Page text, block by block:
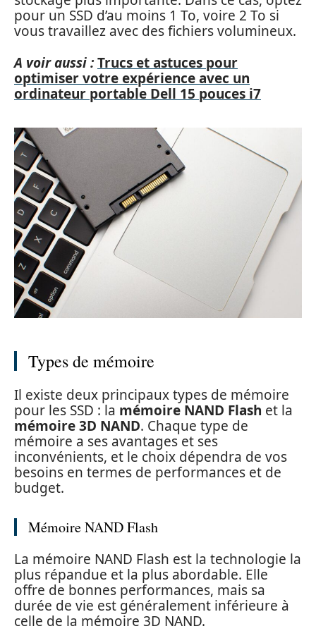
pour un SSD d’au moins 1 To, voire 2 To si
vous travaillez avec des fichiers volumineux.
A voir aussi :Trucs et astuces pour
optimiser votre expérience avec un
ordinateur portable Dell 15 pouces i7
Types de mémoire
Il existe deux principaux types de mémoire
pour les SSD : la mémoire NAND Flash et la
mémoire 3D NAND. Chaque type de
mémoire a ses avantages et ses
inconvénients, et le choix dépendra de vos
besoins en termes de performances et de
budget.
Mémoire NAND Flash
La mémoire NAND Flash est la technologie la
plus répandue et la plus abordable. Elle
offre de bonnes performances, mais sa
durée de vie est généralement inférieure à
celle de la mémoire 3D NAND.